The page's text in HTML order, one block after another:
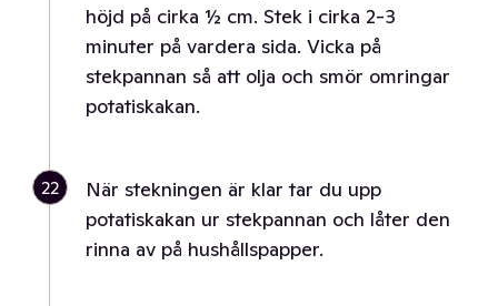
höjd på cirka ½ cm. Stek i cirka 2-3
minuter på vardera sida. Vicka på
stekpannan så att olja och smör omringar
potatiskakan.
22
När stekningen är klar tar du upp
potatiskakan ur stekpannan och låter den
rinna av på hushållspapper.